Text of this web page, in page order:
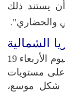
يستند ذلك
والحضاري".
الشمالية
مكثف، وسيعقد الجزء الرئيسي منه اليوم الأربعاء 19
على مستويات
شكل موسع،